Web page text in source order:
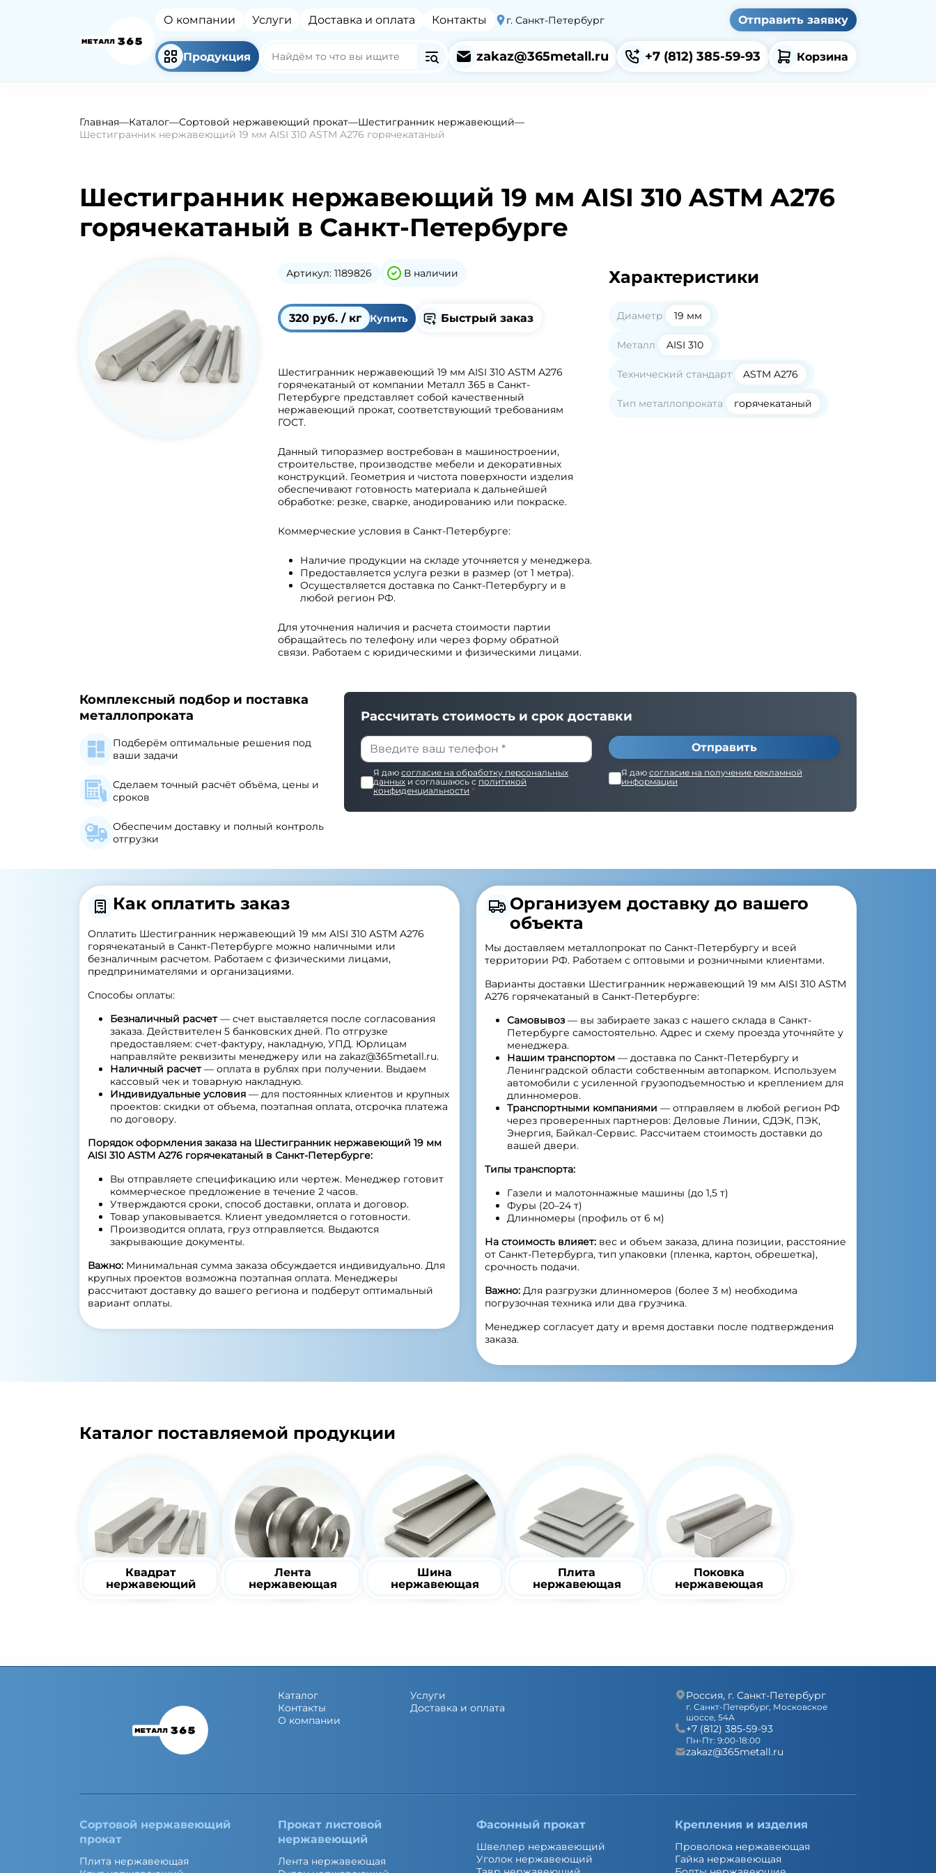
О компании Услуги Доставка и оплата Контакты г. Санкт-Петербург Отправить заявку
Продукция zakaz@365metall.ru +7 (812) 385-59-93 Корзина
Главная—Каталог—Сортовой нержавеющий прокат—Шестигранник нержавеющий—
Шестигранник нержавеющий 19 мм AISI 310 ASTM A276 горячекатаный
Шестигранник нержавеющий 19 мм AISI 310 ASTM A276
горячекатаный в Санкт-Петербурге
Артикул: 1189826 В наличии
320 руб. / кг Купить Быстрый заказ
Шестигранник нержавеющий 19 мм AISI 310 ASTM A276
горячекатаный от компании Металл 365 в Санкт-
Петербурге представляет собой качественный
нержавеющий прокат, соответствующий требованиям
ГОСТ.
Данный типоразмер востребован в машиностроении,
строительстве, производстве мебели и декоративных
конструкций. Геометрия и чистота поверхности изделия
обеспечивают готовность материала к дальнейшей
обработке: резке, сварке, анодированию или покраске.
Коммерческие условия в Санкт-Петербурге:
Наличие продукции на складе уточняется у менеджера.
Предоставляется услуга резки в размер (от 1 метра).
Осуществляется доставка по Санкт-Петербургу и в
любой регион РФ.
Для уточнения наличия и расчета стоимости партии
обращайтесь по телефону или через форму обратной
связи. Работаем с юридическими и физическими лицами.
Характеристики
Диаметр 19 мм
Металл AISI 310
Технический стандарт ASTM A276
Тип металлопроката горячекатаный
Комплексный подбор и поставка
металлопроката
Подберём оптимальные решения под
ваши задачи
Сделаем точный расчёт объёма, цены и
сроков
Обеспечим доставку и полный контроль
отгрузки
Рассчитать стоимость и срок доставки
Отправить
Я даю согласие на обработку персональных
данных и соглашаюсь с политикой
конфиденциальности *
Я даю согласие на получение рекламной
информации
Как оплатить заказ
Оплатить Шестигранник нержавеющий 19 мм AISI 310 ASTM A276
горячекатаный в Санкт-Петербурге можно наличными или
безналичным расчетом. Работаем с физическими лицами,
предпринимателями и организациями.
Способы оплаты:
Безналичный расчет— счет выставляется после согласования
заказа. Действителен 5 банковских дней. По отгрузке
предоставляем: счет-фактуру, накладную, УПД. Юрлицам
направляйте реквизиты менеджеру или на zakaz@365metall.ru.
Наличный расчет— оплата в рублях при получении. Выдаем
кассовый чек и товарную накладную.
Индивидуальные условия — для постоянных клиентов и крупных
проектов: скидки от объема, поэтапная оплата, отсрочка платежа
по договору.
Порядок оформления заказа на Шестигранник нержавеющий 19 мм
AISI 310 ASTM A276 горячекатаный в Санкт-Петербурге:
Вы отправляете спецификацию или чертеж. Менеджер готовит
коммерческое предложение в течение 2 часов.
Утверждаются сроки, способ доставки, оплата и договор.
Товар упаковывается. Клиент уведомляется о готовности.
Производится оплата, груз отправляется. Выдаются
закрывающие документы.
Важно: Минимальная сумма заказа обсуждается индивидуально. Для
крупных проектов возможна поэтапная оплата. Менеджеры
рассчитают доставку до вашего региона и подберут оптимальный
вариант оплаты.
Организуем доставку до вашего
объекта
Мы доставляем металлопрокат по Санкт-Петербургу и всей
территории РФ. Работаем с оптовыми и розничными клиентами.
Варианты доставки Шестигранник нержавеющий 19 мм AISI 310 ASTM
A276 горячекатаный в Санкт-Петербурге:
Самовывоз— вы забираете заказ с нашего склада в Санкт-
Петербурге самостоятельно. Адрес и схему проезда уточняйте у
менеджера.
Нашим транспортом — доставка по Санкт-Петербургу и
Ленинградской области собственным автопарком. Используем
автомобили с усиленной грузоподъемностью и креплением для
длинномеров.
Транспортными компаниями — отправляем в любой регион РФ
через проверенных партнеров: Деловые Линии, СДЭК, ПЭК,
Энергия, Байкал-Сервис. Рассчитаем стоимость доставки до
вашей двери.
Типы транспорта:
Газели и малотоннажные машины (до 1,5 т)
Фуры (20–24 т)
Длинномеры (профиль от 6 м)
На стоимость влияет: вес и объем заказа, длина позиции, расстояние
от Санкт-Петербурга, тип упаковки (пленка, картон, обрешетка),
срочность подачи.
Важно: Для разгрузки длинномеров (более 3 м) необходима
погрузочная техника или два грузчика.
Менеджер согласует дату и время доставки после подтверждения
заказа.
Каталог поставляемой продукции
Квадрат
нержавеющий
Лента
нержавеющая
Шина
нержавеющая
Плита
нержавеющая
Поковка
нержавеющая
Каталог
Контакты
О компании
Услуги
Доставка и оплата
Россия, г. Санкт-Петербург
г. Санкт-Петербург, Московское
шоссе, 54А
+7 (812) 385-59-93
Пн-Пт: 9:00-18:00
zakaz@365metall.ru
Сортовой нержавеющий
прокат
Плита нержавеющая
Прокат листовой
нержавеющий
Лента нержавеющая
Фасонный прокат
Швеллер нержавеющий
Уголок нержавеющий
Крепления и изделия
Проволока нержавеющая
Гайка нержавеющая